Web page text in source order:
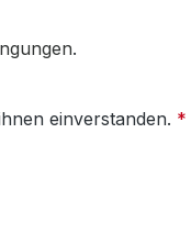
.
einverstanden. *